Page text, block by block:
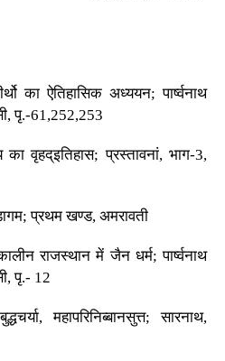
का ऐतिहासिक अध्ययन; पार्ष्वनाथ
पृ.-61,252,253
वृहद्इतिहास; प्रस्तावनां, भाग-3,
प्रथम खण्ड, अमरावती
राजस्थान में जैन धर्म; पार्ष्वनाथ
पृ.- 12
महापरिनिब्बानसुत्त; सारनाथ,